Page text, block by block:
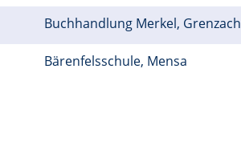
Buchhandlung Merkel, Grenzach
Bärenfelsschule, Mensa